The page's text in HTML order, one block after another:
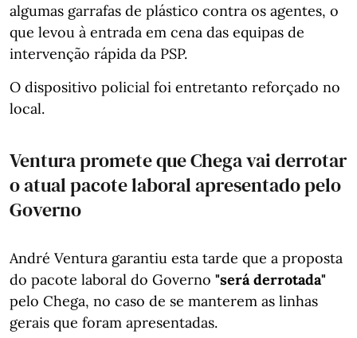
algumas garrafas de plástico contra os agentes, o
que levou à entrada em cena das equipas de
intervenção rápida da PSP.
O dispositivo policial foi entretanto reforçado no
local.
Ventura promete que Chega vai derrotar
o atual pacote laboral apresentado pelo
Governo
André Ventura garantiu esta tarde que a proposta
do pacote laboral do Governo "será derrotada"
pelo Chega, no caso de se manterem as linhas
gerais que foram apresentadas.